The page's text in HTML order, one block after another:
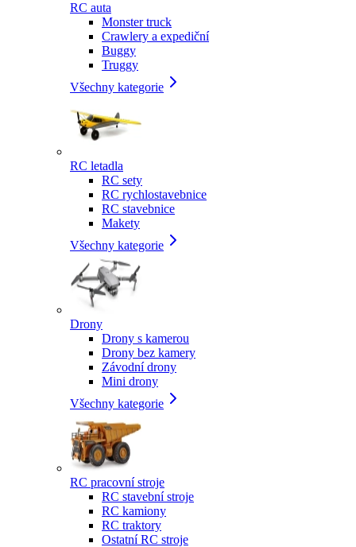
RC auta
Monster truck
Crawlery a expediční
Buggy
Truggy
Všechny kategorie
RC letadla
RC sety
RC rychlostavebnice
RC stavebnice
Makety
Všechny kategorie
Drony
Drony s kamerou
Drony bez kamery
Závodní drony
Mini drony
Všechny kategorie
RC pracovní stroje
RC stavební stroje
RC kamiony
RC traktory
Ostatní RC stroje